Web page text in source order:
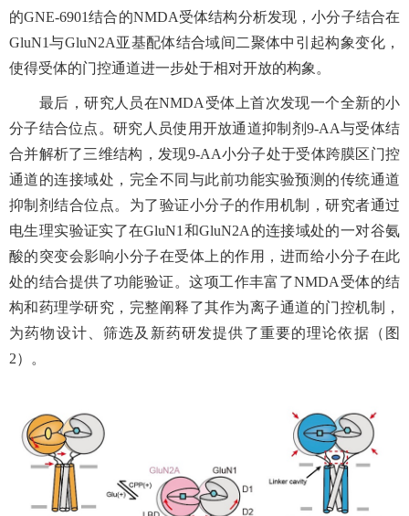
的GNE-6901结合的NMDA受体结构分析发现，小分子结合在
GluN1与GluN2A亚基配体结合域间二聚体中引起构象变化，
使得受体的门控通道进一步处于相对开放的构象。
最后，研究人员在NMDA 受体上首次发现一个全新的小
分子结合位点。研究人员使用开放通道抑制剂 9-AA与受体结
合并解析了三维结构，发现9-AA小分子处于受体跨膜区门控
通道的连接域处，完全不同与此前功能实验预测的传统通道
抑制剂结合位点。为了验证小分子的作用机制，研究者通过
电生理实验证实了在GluN1 和GluN2A 的连接域处的一对谷氨
酸的突变会影响小分子在受体上的作用，进而给小分子在此
处的结合提供了功能验证。这项工作丰富了NMDA 受体的结
构和药理学研究，完整阐释了其作为离子通道的门控机制，
为药物设计、筛选及新药研发提供了重要的理论依据（图
2）。